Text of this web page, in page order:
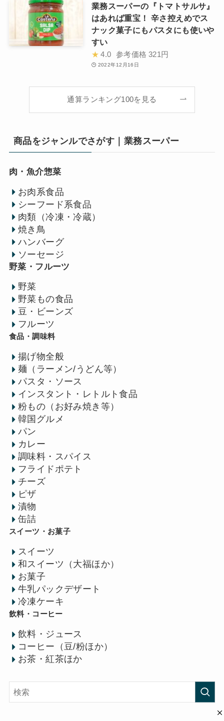
業務スーパーの『トマトサルサ』
はあれば重宝！ 辛さ控えめでス
ナック菓子にもパスタにも使いや
すい
★ 4.0 参考価格 321円
2022年12月16日
通算ランキング100を見る
商品をジャンルでさがす｜業務スーパー
肉・魚介惣菜
お肉系食品
シーフード系食品
肉類（冷凍・冷蔵）
焼き鳥
ハンバーグ
ソーセージ
野菜・フルーツ
野菜
野菜もの食品
豆・ビーンズ
フルーツ
食品・調味料
揚げ物全般
麺（ラーメン/うどん等）
パスタ・ソース
インスタント・レトルト食品
粉もの（お好み焼き等）
韓国グルメ
パン
カレー
調味料・スパイス
フライドポテト
チーズ
ピザ
漬物
缶詰
スイーツ・お菓子
スイーツ
和スイーツ（大福ほか）
お菓子
牛乳パックデザート
冷凍ケーキ
飲料・コーヒー
飲料・ジュース
コーヒー（豆/粉ほか）
お茶・紅茶ほか